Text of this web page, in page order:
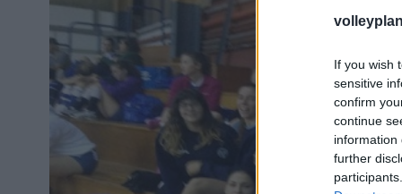
If you wish
sensitive
confirm
continue
information
further